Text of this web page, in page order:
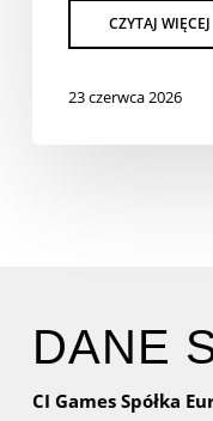
23 czerwca 2026
DANE
CI Games Spółka